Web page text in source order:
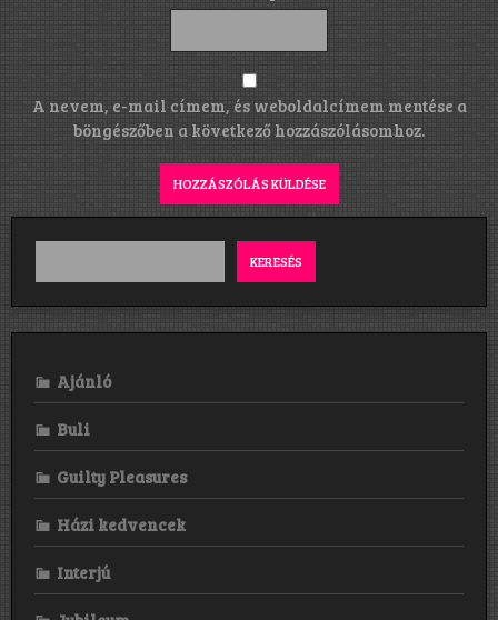
A nevem, e-mail címem, és weboldalcímem mentése a
böngészőben a következő hozzászólásomhoz.
KERESÉS
Ajánló
Buli
Guilty Pleasures
Házi kedvencek
Interjú